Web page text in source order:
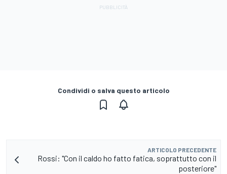
Condividi o salva questo articolo
ARTICOLO PRECEDENTE
Rossi: "Con il caldo ho fatto fatica, soprattutto con il
posteriore"